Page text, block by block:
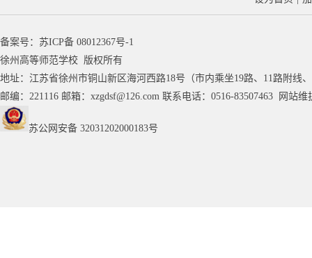
备案号： 苏ICP备 08012367号-1
徐州高等师范学校 版权所有
地址：江苏省徐州市铜山新区海河西路18号（市内乘坐19路、11路附线
邮编：221116 邮箱： xzgdsf@126.com 联系电话：0516-83507463 网站
苏公网安备 32031202000183号